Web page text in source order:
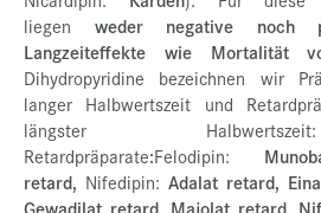
liegen weder negative noch
Langzeiteffekte wie Mortalität
Dihydropyridine bezeichnen wir
langer Halbwertszeit und
längster
Retardpräparate:Felodipin:
retard, Nifedipin: Adalat retard,
Gewadilat retard, Majolat retard,